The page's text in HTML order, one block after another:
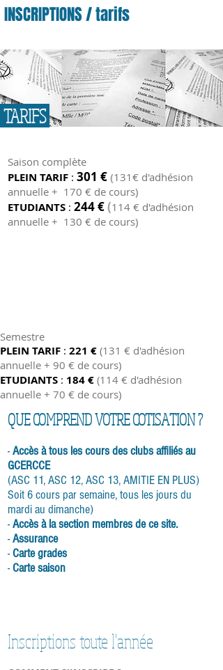
INSCRIPTIONS / tarifs
TARIFS
Saison complète
PLEIN TARIF : 301 €(131€ d'adhésion
annuelle + 170 € de cours)
ETUDIANTS : 244 €(114 € d'adhésion
annuelle + 130 € de cours)
Semestre
PLEIN TARIF : 221 € (131 € d'adhésion
annuelle + 90 € de cours)
ETUDIANTS : 184 € (114 € d'adhésion
annuelle + 70 € de cours)
QUE COMPREND VOTRE COTISATION ?
-Accès à tous les cours des clubs affiliés au
GCERCCE
(ASC 11, ASC 12, ASC 13, AMITIE EN PLUS)
Soit 6 cours par semaine, tous les jours du
mardi au dimanche)
-Accès à la section membres de ce site.
-Assurance
-Carte grades
-Carte saison
Inscriptions toute l'année